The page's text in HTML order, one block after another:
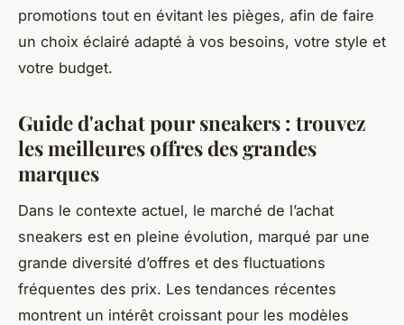
promotions tout en évitant les pièges, afin de faire
un choix éclairé adapté à vos besoins, votre style et
votre budget.
Guide d'achat pour sneakers : trouvez
les meilleures offres des grandes
marques
Dans le contexte actuel, le marché de l’achat
sneakers est en pleine évolution, marqué par une
grande diversité d’offres et des fluctuations
fréquentes des prix. Les tendances récentes
montrent un intérêt croissant pour les modèles